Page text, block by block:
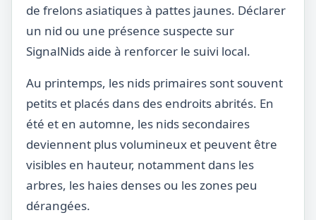
de frelons asiatiques à pattes jaunes. Déclarer
un nid ou une présence suspecte sur
SignalNids aide à renforcer le suivi local.
Au printemps, les nids primaires sont souvent
petits et placés dans des endroits abrités. En
été et en automne, les nids secondaires
deviennent plus volumineux et peuvent être
visibles en hauteur, notamment dans les
arbres, les haies denses ou les zones peu
dérangées.